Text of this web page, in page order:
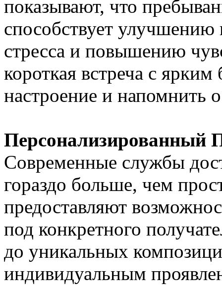
показывают, что
способствует
стресса и повышению
короткая встреча с
настроение и напомнить
Персонализированный
Современные службы
гораздо больше, чем
предоставляют
под конкретного
до уникальных
индивидуальным